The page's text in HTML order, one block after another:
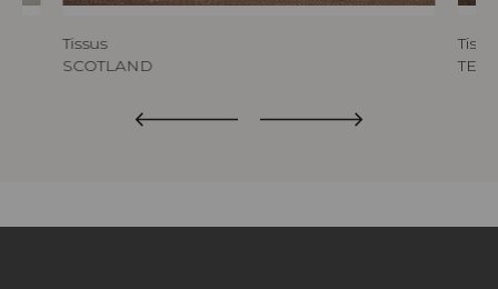
Tissus
SCOTLAND